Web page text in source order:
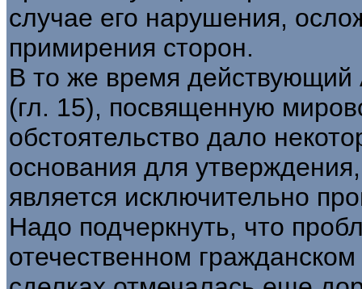
случае его нарушения,
примирения сторон.
В то же время
(гл. 15), посвященную
обстоятельство дало
основания для
является исключительно
Надо подчеркнуть, что
отечественном